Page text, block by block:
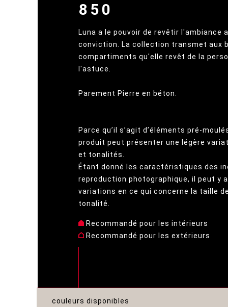
850
Luna a le pouvoir de revêtir l'ambiance
conviction. La collection transmet aux
compartiments qu'elle revêt de la
l'astuce.
Parement Pierre en béton.
Parce qu’il s’agit d’éléments pré-
produit peut présenter une légère
et tonalités.
Étant donné les caractéristiques des
reproduction photographique, il peut y
variations en ce qui concerne la taille
tonalité.
Recommandé pour les intérieurs
Recommandé pour les extérieurs
couleurs disponibles